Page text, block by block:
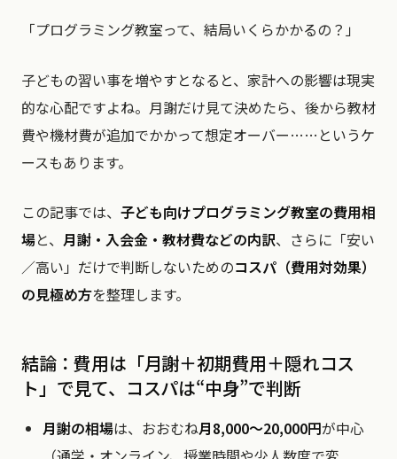
「プログラミング教室って、結局いくらかかるの？」
子どもの習い事を増やすとなると、家計への影響は現実
的な心配ですよね。月謝だけ見て決めたら、後から教材
費や機材費が追加でかかって想定オーバー……というケ
ースもあります。
この記事では、 子ども向けプログラミング教室の費用相
場と、 月謝・入会金・教材費などの内訳、さらに「安い
／高い」だけで判断しないためのコスパ（費用対効果）
の見極め方を整理します。
結論：費用は「月謝＋初期費用＋隠れコス
ト」で見て、コスパは“中身”で判断
月謝の相場は、おおむね月8,000〜20,000円が中心